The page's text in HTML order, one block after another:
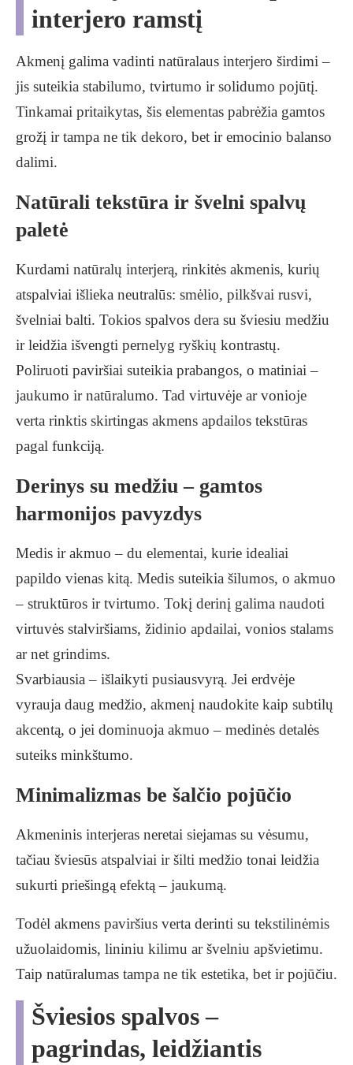
interjero ramstį
Akmenį galima vadinti natūralaus interjero širdimi –
jis suteikia stabilumo, tvirtumo ir solidumo pojūtį.
Tinkamai pritaikytas, šis elementas pabrėžia gamtos
grožį ir tampa ne tik dekoro, bet ir emocinio balanso
dalimi.
Natūrali tekstūra ir švelni spalvų
paletė
Kurdami natūralų interjerą, rinkitės akmenis, kurių
atspalviai išlieka neutralūs: smėlio, pilkšvai rusvi,
švelniai balti. Tokios spalvos dera su šviesiu medžiu
ir leidžia išvengti pernelyg ryškių kontrastų.
Poliruoti paviršiai suteikia prabangos, o matiniai –
jaukumo ir natūralumo. Tad virtuvėje ar vonioje
verta rinktis skirtingas akmens apdailos tekstūras
pagal funkciją.
Derinys su medžiu – gamtos
harmonijos pavyzdys
Medis ir akmuo – du elementai, kurie idealiai
papildo vienas kitą. Medis suteikia šilumos, o akmuo
– struktūros ir tvirtumo. Tokį derinį galima naudoti
virtuvės stalviršiams, židinio apdailai, vonios stalams
ar net grindims.
Svarbiausia – išlaikyti pusiausvyrą. Jei erdvėje
vyrauja daug medžio, akmenį naudokite kaip subtilų
akcentą, o jei dominuoja akmuo – medinės detalės
suteiks minkštumo.
Minimalizmas be šalčio pojūčio
Akmeninis interjeras neretai siejamas su vėsumu,
tačiau šviesūs atspalviai ir šilti medžio tonai leidžia
sukurti priešingą efektą – jaukumą.
Todėl akmens paviršius verta derinti su tekstilinėmis
užuolaidomis, lininiu kilimu ar švelniu apšvietimu.
Taip natūralumas tampa ne tik estetika, bet ir pojūčiu.
Šviesios spalvos –
pagrindas, leidžiantis